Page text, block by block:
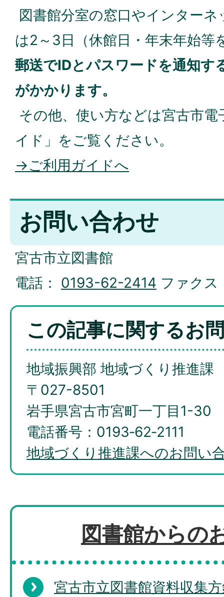
図書館分室の窓口やインター
は2～3日（休館日・年末年始等
郵送でIDとパスワードを通知す
がかかります。
その他、使い方などは宮古市
イド」をご覧ください。
→ご利用ガイドへ
お問い合わせ
宮古市立図書館
電話： 0193-62-2414 ファク
この記事に関するお
地域振興部 地域づくり推進課
〒027-8501
岩手県宮古市宮町一丁目1-30
電話番号：0193‐62‐2111
地域づくり推進課へのお問い
図書館からの
宮古市立図書館資料収集